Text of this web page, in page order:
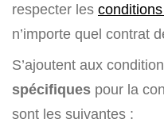
respecter les
n’importe quel contrat
S’ajoutent aux
spécifiques pour la
sont les suivantes :